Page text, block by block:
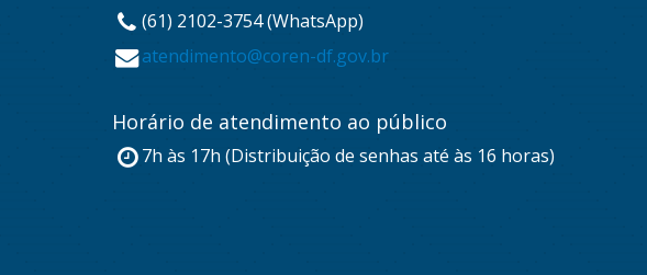
(61) 2102-3754 (WhatsApp)
atendimento@coren-df.gov.br
Horário de atendimento ao público
7h às 17h (Distribuição de senhas até às 16 horas)